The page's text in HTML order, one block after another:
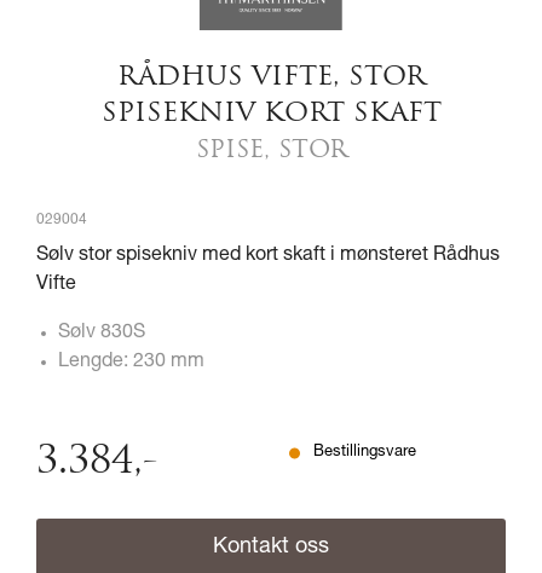
RÅDHUS VIFTE, STOR
SPISEKNIV KORT SKAFT
SPISE, STOR
029004
Sølv stor spisekniv med kort skaft i mønsteret Rådhus
Vifte
Sølv 830S
Lengde: 230 mm
3.384,- Bestillingsvare
Kontakt oss